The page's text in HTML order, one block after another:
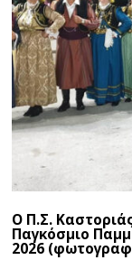
Ο Π.Σ.
Παγκόσμιο
2026